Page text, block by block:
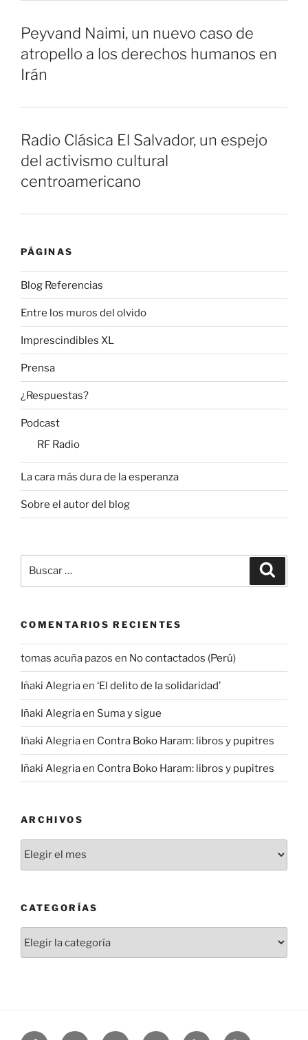
Peyvand Naimi, un nuevo caso de
atropello a los derechos humanos en
Irán
Radio Clásica El Salvador, un espejo
del activismo cultural
centroamericano
PÁGINAS
Blog Referencias
Entre los muros del olvido
Imprescindibles XL
Prensa
¿Respuestas?
Podcast
RF Radio
La cara más dura de la esperanza
Sobre el autor del blog
por:
COMENTARIOS RECIENTES
tomas acuña pazos en No contactados (Perú)
Iñaki Alegriaen ‘El delito de la solidaridad’
Iñaki Alegriaen Suma y sigue
Iñaki Alegriaen Contra Boko Haram: libros y pupitres
Iñaki Alegriaen Contra Boko Haram: libros y pupitres
ARCHIVOS
CATEGORÍAS